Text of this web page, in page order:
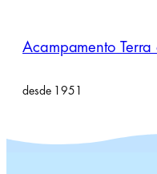
Acampamento Terra
desde 1951